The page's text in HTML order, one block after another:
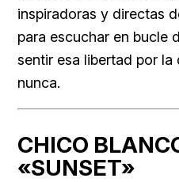
inspiradoras y directas
para escuchar en bucle
sentir esa libertad por la
nunca.
CHICO
«SUNSET»